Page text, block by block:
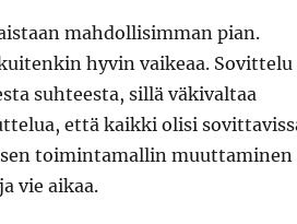
mahdollisimman pian.
hyvin vaikeaa. Sovittelu
suhteesta, sillä väkivaltaa
että kaikki olisi
toimintamallin muuttaminen
vie aikaa.